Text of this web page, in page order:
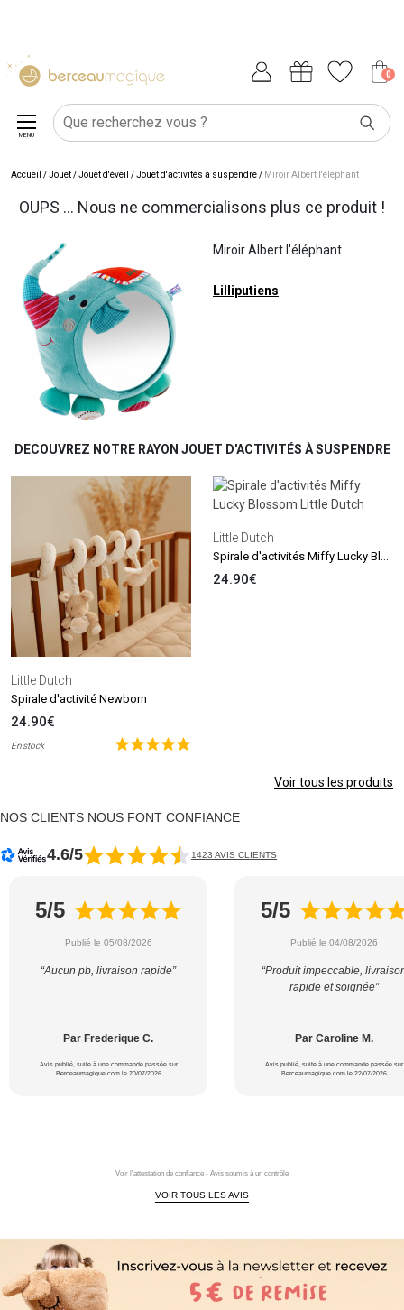
0
MENU
Accueil /Jouet/Jouet d'éveil /Jouet d'activités à suspendre/ Miroir Albert l'éléphant
OUPS ... Nous ne commercialisons plus ce produit !
Miroir Albert l'éléphant
Lilliputiens
DECOUVREZ NOTRE RAYON JOUET D'ACTIVITÉS À SUSPENDRE
Little Dutch
Spirale d'activité Newborn
24.90€
En stock
Little Dutch
24.90€
Voir tous les produits
NOS CLIENTS NOUS FONT CONFIANCE
4.6/5 1423 AVIS CLIENTS
5/5
Publié le 05/08/2026
“Aucun pb, livraison rapide”
Par Frederique C.
Avis publié, suite à une commande passée sur
Berceaumagique.com le 20/07/2026
5/5
Publié le 04/08/2026
“Produit impeccable,
rapide et soignée”
Par Caroline M.
Avis publié, suite à une commande passée sur
Berceaumagique.com le 22/07/2026
Voir l'attestation de confiance - Avis soumis à un contrôle
VOIR TOUS LES AVIS